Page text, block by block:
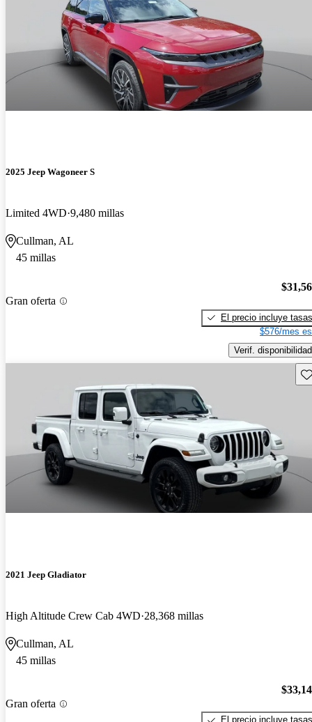
2025 Jeep Wagoneer S
Limited 4WD 9,480 millas
Cullman, AL
45 millas
Gran oferta
El precio incluye tasas
$576/mes
Verif. disponibilidad
2021 Jeep Gladiator
High Altitude Crew Cab 4WD 28,368 millas
Cullman, AL
45 millas
Gran oferta
El precio incluye tasas